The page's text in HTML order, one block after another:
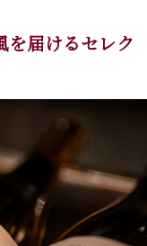
を届けるセレク